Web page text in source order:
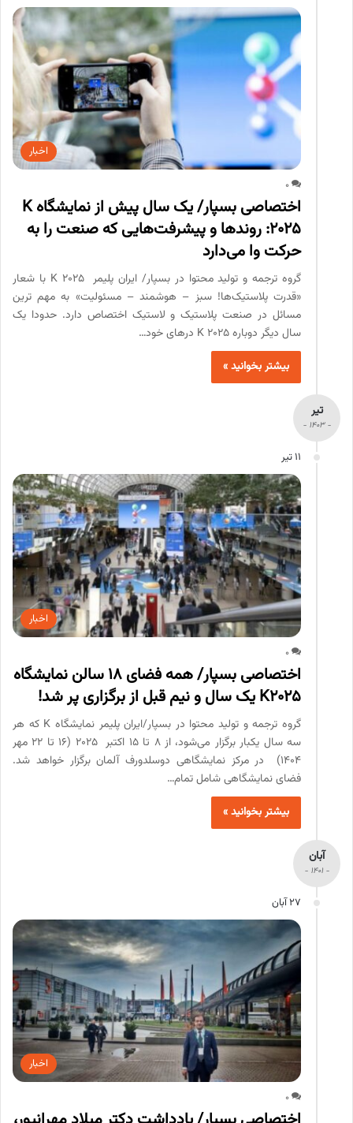
اخبار
0
اختصاصی بسپار/ یک سال پیش از نمایشگاه K
2025: روندها و پیشرفت‌هایی که صنعت را به
حرکت وا می‌دارد
گروه ترجمه و تولید محتوا در بسپار/ ایران پلیمر K 2025 با شعار
«قدرت پلاستیک‌ها! سبز – هوشمند – مسئولیت» به مهم ترین
مسائل در صنعت پلاستیک و لاستیک اختصاص دارد. حدودا یک
سال دیگر دوباره K 2025 درهای خود…
بیشتر بخوانید »
تیر
- 1403 -
11 تیر
اخبار
0
اختصاصی بسپار/ همه فضای 18 سالن نمایشگاه
K2025 یک سال و نیم قبل از برگزاری پر شد!
گروه ترجمه و تولید محتوا در بسپار/ایران پلیمر نمایشگاه K که هر
سه سال یکبار برگزار می‌شود، از 8 تا 15 اکتبر 2025 (16 تا 22 مهر
1404) در مرکز نمایشگاهی دوسلدورف آلمان برگزار خواهد شد.
فضای نمایشگاهی شامل تمام…
بیشتر بخوانید »
آبان
- 1401 -
27 آبان
اخبار
0